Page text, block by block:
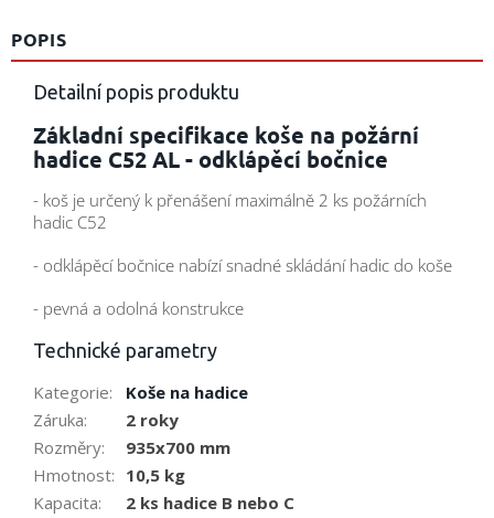
POPIS
Detailní popis produktu
Základní specifikace koše na požární
hadice C52 AL - odklápěcí bočnice
- koš je určený k přenášení maximálně 2 ks požárních
hadic C52
- odklápěcí bočnice nabízí snadné skládání hadic do koše
- pevná a odolná konstrukce
Technické parametry
Kategorie:
Koše na hadice
Záruka:
2 roky
Rozměry:
935x700 mm
Hmotnost: 10,5 kg
Kapacita:
2 ks hadice B nebo C